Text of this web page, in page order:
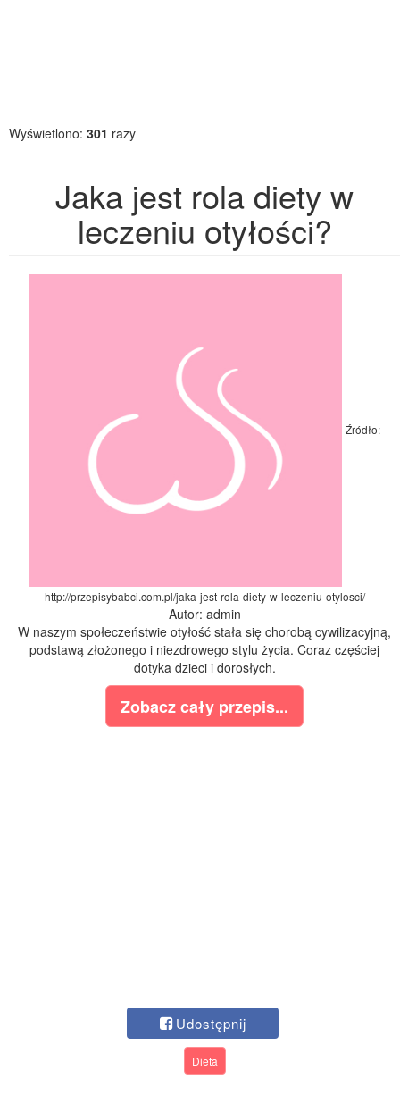
Wyświetlono: 301 razy
Jaka jest rola diety w
leczeniu otyłości?
Źródło:
http://przepisybabci.com.pl/jaka-jest-rola-diety-w-leczeniu-otylosci/
Autor: admin
W naszym społeczeństwie otyłość stała się chorobą cywilizacyjną,
podstawą złożonego i niezdrowego stylu życia. Coraz częściej
dotyka dzieci i dorosłych.
Zobacz cały przepis...
Udostępnij
Dieta